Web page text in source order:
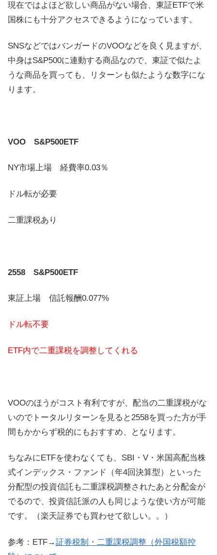
現在ではよほど欲しい商品がない場合、東証ETFで米
国株にも十分アクセスできるようになっています。
SNSなどではバンガードのVOOなどを良く見ますが、
中身はS&P500に連動する商品なので、東証で似たよ
うな商品を買っても、リターンも似たような数字にな
ります。
VOO S&P500ETF
NY市場上場 経費率0.03％
ドル転が必要
二重課税あり
2558 S&P500ETF
東証上場 信託報酬0.077%
ドル転不要
ETF内で二重課税を調整してくれる
VOOのほうがコスト有利ですが、配当の二重課税がな
いのでトータルリターンを見ると2558を買った方が手
間もかからず税的にもおすすめ、となります。
ちなみにETFを使わなくても、SBI・V・米国高配当株
式インデックス・ファンド（年4回決算型）といった
分配型の投資信託も二重課税調整されたあと分配金が
でるので、投資信託派の人も同じような使い方が可能
です。（楽天証券でも買わせて欲しい。。）
参考：ETF→証券税制・二重課税調整（外国税額控